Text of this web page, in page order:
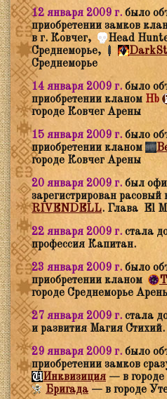
12 января 2009 г. было
приобретении замков
в г. Ковчег,
Head
Среднеморье,
Среднеморье
14 января 2009 г. было
приобретении кланом Hb
городе Ковчег Арены
15 января 2009 г. было
приобретении кланом
городе Ковчег Арены
20 января 2009 г. был
зарегистрирован расовый
RIVENDELL. Глава El
22 января 2009 г. стала
профессия Капитан.
23 января 2009 г. было
приобретении кланом
городе Среднеморье
27 января 2009 г. стала
и развития Магия Стихий.
29 января 2009 г. было
приобретении замков
Инквизиция — в
Бригада — в городе